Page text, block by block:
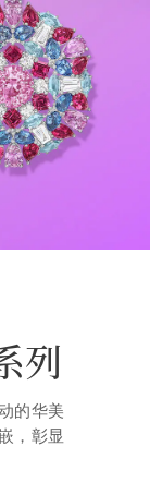
列
的华美
，彰显